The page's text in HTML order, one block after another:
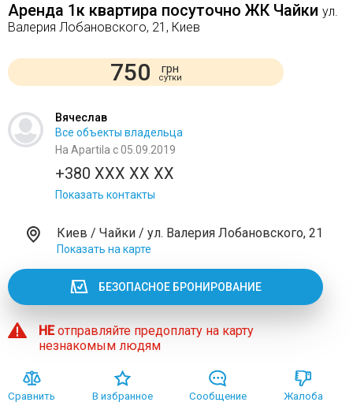
Аренда 1к квартира посуточно ЖК Чайки ул.
Валерия Лобановского, 21, Киев
750 грн
сутки
Вячеслав
Все объекты владельца
На Apartila с 05.09.2019
+380 XXX XX XX
Показать контакты
Киев / Чайки / ул. Валерия Лобановского, 21
Показать на карте
БЕЗОПАСНОЕ БРОНИРОВАНИЕ
НЕотправляйте предоплату на карту
незнакомым людям
Сравнить В избранное Сообщение Жалоба